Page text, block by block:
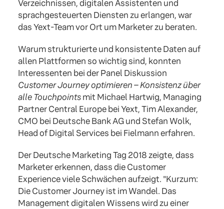
Verzeichnissen, digitalen Assistenten und
sprachgesteuerten Diensten zu erlangen, war
das Yext-Team vor Ort um Marketer zu beraten.
Warum strukturierte und konsistente Daten auf
allen Plattformen so wichtig sind, konnten
Interessenten bei der Panel Diskussion
Customer Journey optimieren – Konsistenz über
alle Touchpointsmit Michael Hartwig, Managing
Partner Central Europe bei Yext, Tim Alexander,
CMO bei Deutsche Bank AG und Stefan Wolk,
Head of Digital Services bei Fielmann erfahren.
Der Deutsche Marketing Tag 2018 zeigte, dass
Marketer erkennen, dass die Customer
Experience viele Schwächen aufzeigt. "Kurzum:
Die Customer Journey ist im Wandel. Das
Management digitalen Wissens wird zu einer